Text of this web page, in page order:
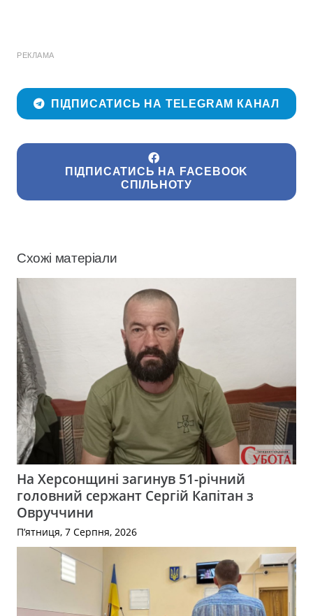
РЕКЛАМА
ПІДПИСАТИСЬ НА TELEGRAM КАНАЛ
ПІДПИСАТИСЬ НА FACEBOOK
СПІЛЬНОТУ
Схожі матеріали
На Херсонщині загинув 51-річний
головний сержант Сергій Капітан з
Овруччини
П’ятниця, 7 Серпня, 2026